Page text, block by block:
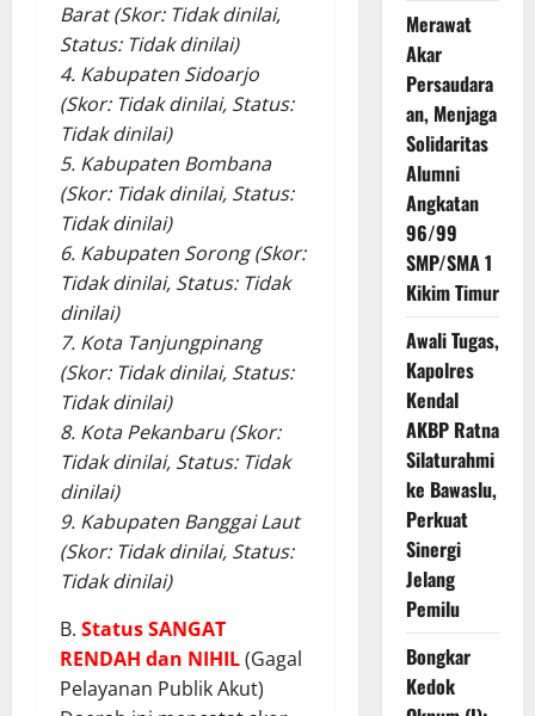
Barat (Skor: Tidak dinilai,
Status: Tidak dinilai)
4. Kabupaten Sidoarjo
(Skor: Tidak dinilai, Status:
Tidak dinilai)
5. Kabupaten Bombana
(Skor: Tidak dinilai, Status:
Tidak dinilai)
6. Kabupaten Sorong (Skor:
Tidak dinilai, Status: Tidak
dinilai)
7. Kota Tanjungpinang
(Skor: Tidak dinilai, Status:
Tidak dinilai)
8. Kota Pekanbaru (Skor:
Tidak dinilai, Status: Tidak
dinilai)
9. Kabupaten Banggai Laut
(Skor: Tidak dinilai, Status:
Tidak dinilai)
B. StatusSANGAT
RENDAH dan NIHIL(Gagal
Pelayanan Publik Akut)
Merawat
Akar
Persaudara
an, Menjaga
Solidaritas
Alumni
Angkatan
96/99
SMP/SMA 1
Kikim Timur
Awali Tugas,
Kapolres
Kendal
AKBP Ratna
Silaturahmi
ke Bawaslu,
Perkuat
Sinergi
Jelang
Pemilu
Bongkar
Kedok